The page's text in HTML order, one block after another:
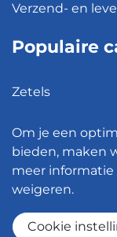
Verzend- en
Populaire
Zetels
Hanglampen
Bureaustoelen
Om je een
bieden, maken
meer informatie
weigeren.
Cookie